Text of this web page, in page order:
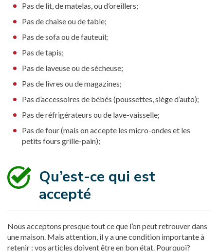
Pas de lit, de matelas, ou d’oreillers;
Pas de chaise ou de table;
Pas de sofa ou de fauteuil;
Pas de tapis;
Pas de laveuse ou de sécheuse;
Pas de livres ou de magazines;
Pas d’accessoires de bébés (poussettes, siège d’auto);
Pas de réfrigérateurs ou de lave-vaisselle;
Pas de four (mais on accepte les micro-ondes et les
petits fours grille-pain);
Qu’est-ce qui est
accepté
Nous acceptons presque tout ce que l’on peut retrouver dans
une maison. Mais attention, il y a une condition importante à
retenir : vos articles doivent être en bon état. Pourquoi?